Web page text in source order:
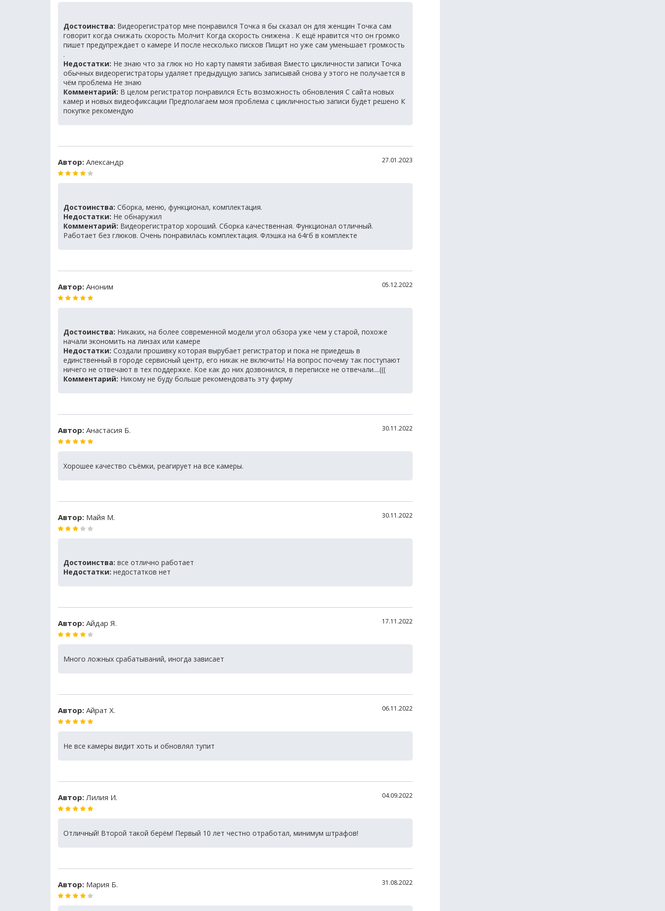
Достоинства: Видеорегистратор мне понравился Точка я бы сказал он для женщин Точка сам
говорит когда снижать скорость Молчит Когда скорость снижена . К ещё нравится что он громко
пишет предупреждает о камере И после несколько писков Пищит но уже сам уменьшает громкость
.
Недостатки: Не знаю что за глюк но Но карту памяти забивая Вместо цикличности записи Точка
обычных видеорегистраторы удаляет предыдущую запись записывай снова у этого не получается в
чём проблема Не знаю
Комментарий: В целом регистратор понравился Есть возможность обновления С сайта новых
камер и новых видеофиксации Предполагаем моя проблема с цикличностью записи будет решено К
покупке рекомендую
Автор: Александр 27.01.2023
Достоинства: Сборка, меню, функционал, комплектация.
Недостатки: Не обнаружил
Комментарий: Видеорегистратор хороший. Сборка качественная. Функционал отличный.
Работает без глюков. Очень понравилась комплектация. Флэшка на 64гб в комплекте
Автор: Аноним 05.12.2022
Достоинства: Никаких, на более современной модели угол обзора уже чем у старой, похоже
начали экономить на линзах или камере
Недостатки: Создали прошивку которая вырубает регистратор и пока не приедешь в
единственный в городе сервисный центр, его никак не включить! На вопрос почему так поступают
ничего не отвечают в тех поддержке. Кое как до них дозвонился, в переписке не отвечали....(((
Комментарий: Никому не буду больше рекомендовать эту фирму
Автор: Анастасия Б. 30.11.2022
Хорошее качество съёмки, реагирует на все камеры.
Автор: Майя М. 30.11.2022
Достоинства: все отлично работает
Недостатки: недостатков нет
Автор: Айдар Я. 17.11.2022
Много ложных срабатываний, иногда зависает
Автор: Айрат Х. 06.11.2022
Не все камеры видит хоть и обновлял тупит
Автор: Лилия И. 04.09.2022
Отличный! Второй такой берём! Первый 10 лет честно отработал, минимум штрафов!
Автор: Мария Б. 31.08.2022